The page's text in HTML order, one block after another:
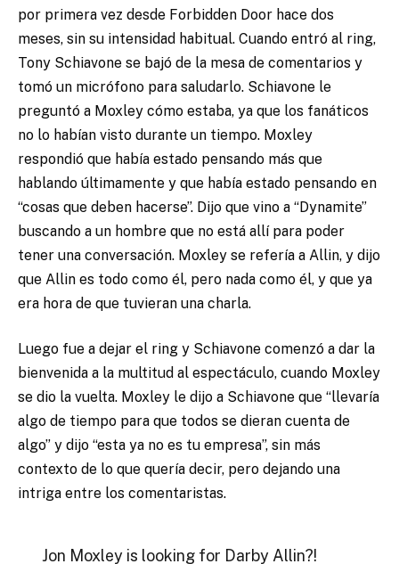
por primera vez desde Forbidden Door hace dos
meses, sin su intensidad habitual. Cuando entró al ring,
Tony Schiavone se bajó de la mesa de comentarios y
tomó un micrófono para saludarlo. Schiavone le
preguntó a Moxley cómo estaba, ya que los fanáticos
no lo habían visto durante un tiempo. Moxley
respondió que había estado pensando más que
hablando últimamente y que había estado pensando en
“cosas que deben hacerse”. Dijo que vino a “Dynamite”
buscando a un hombre que no está allí para poder
tener una conversación. Moxley se refería a Allin, y dijo
que Allin es todo como él, pero nada como él, y que ya
era hora de que tuvieran una charla.
Luego fue a dejar el ring y Schiavone comenzó a dar la
bienvenida a la multitud al espectáculo, cuando Moxley
se dio la vuelta. Moxley le dijo a Schiavone que “llevaría
algo de tiempo para que todos se dieran cuenta de
algo” y dijo “esta ya no es tu empresa”, sin más
contexto de lo que quería decir, pero dejando una
intriga entre los comentaristas.
Jon Moxley is looking for Darby Allin?!